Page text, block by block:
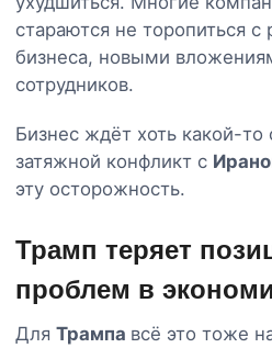
стараются не торопиться
бизнеса, новыми
сотрудников.
Бизнес ждёт хоть какой-
затяжной конфликт с
эту осторожность.
Трамп теряет
проблем в
Для Трампа всё это тоже